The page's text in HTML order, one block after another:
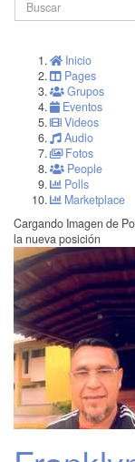
Inicio
Pages
Grupos
Eventos
Videos
Audio
Fotos
People
Polls
Marketplace
Cargando Imagen de
la nueva posición